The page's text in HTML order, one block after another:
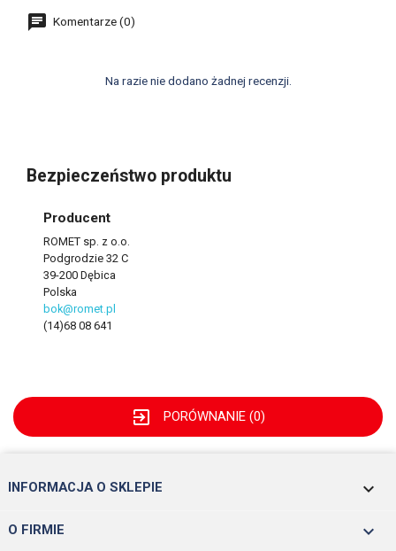
Komentarze (0)
Na razie nie dodano żadnej recenzji.
Bezpieczeństwo produktu
Producent
ROMET sp. z o.o.
Podgrodzie 32 C
39-200 Dębica
Polska
bok@romet.pl
(14)68 08 641
exit_to_app PORÓWNANIE (0)
INFORMACJA O SKLEPIE keyboard_arrow_down
O FIRMIE 